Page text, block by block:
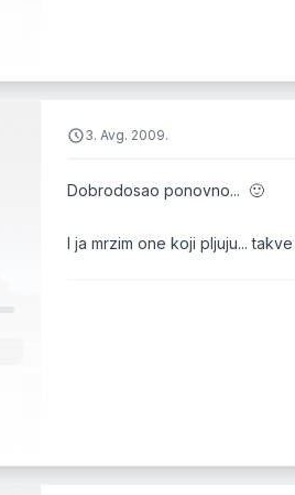
3. Avg. 2009.
Dobrodosao ponovno... 🙂
I ja mrzim one koji pljuju...